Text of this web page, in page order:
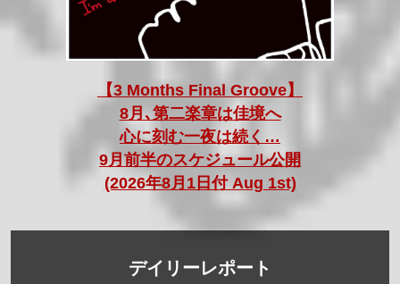
【3 Months Final Groove】
8月､第二楽章は佳境へ
心に刻む一夜は続く…
9月前半のスケジュール公開
(2026年8月1日付 Aug 1st)
デイリーレポート